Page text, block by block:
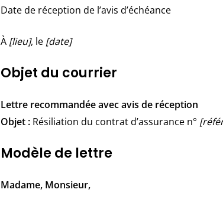
Date de réception de l’avis d’échéance
À [lieu], le [date]
Objet du courrier
Lettre recommandée avec avis de réception
Objet :Résiliation du contrat d’assurance n°
Modèle de lettre
Madame, Monsieur,